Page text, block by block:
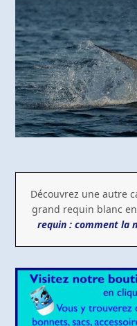
Découvrez une autre
grand requin blanc
requin : comment la